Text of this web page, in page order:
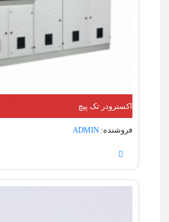
اکسترودر تک پیچ
فروشنده: ADMIN